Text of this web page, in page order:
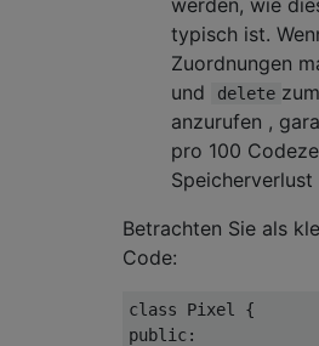
typisch ist.
Zuordnungen
und
delete
anzurufen ,
pro 100
Betrachten Sie als
Code:
class Pixel
{
public :